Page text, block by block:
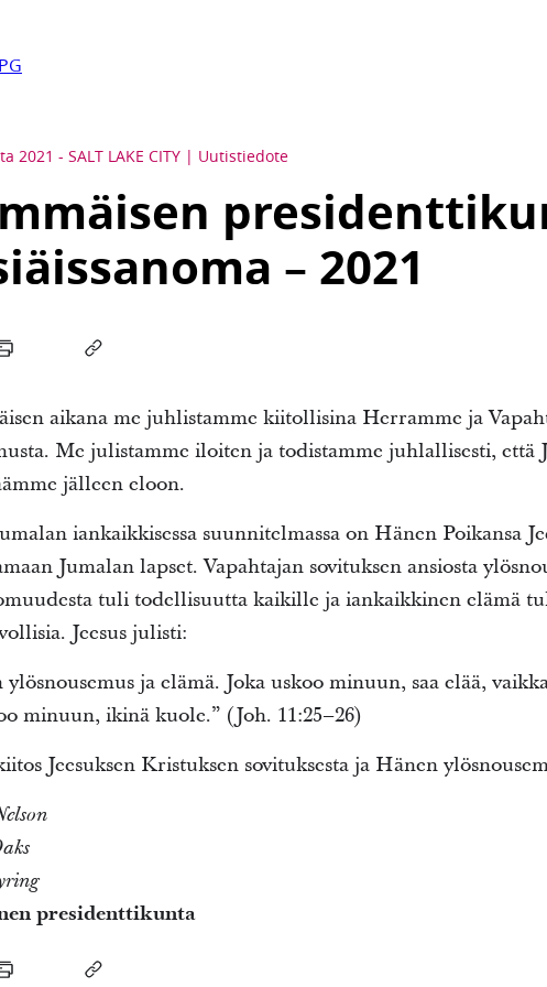
2021 - SALT LAKE CITY Uutistiedote
– 2021
aikana me juhlistamme kiitollisina Herramme ja
Me julistamme iloiten ja todistamme juhlallisesti, että
jälleen eloon.
iankaikkisessa suunnitelmassa on Hänen Poikansa
Jumalan lapset. Vapahtajan sovituksen ansiosta
tuli todellisuutta kaikille ja iankaikkinen elämä
Jeesus julisti:
ja elämä. Joka uskoo minuun, saa elää,
minuun, ikinä kuole.” (Joh. 11:25–26)
Jeesuksen Kristuksen sovituksesta ja Hänen
presidenttikunta